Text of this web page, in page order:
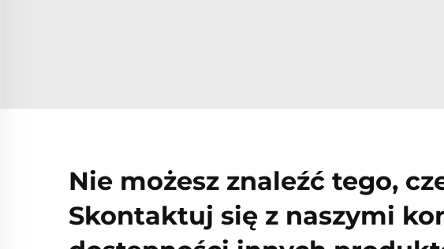
Nie możesz znaleźć tego,
Skontaktuj się z naszymi